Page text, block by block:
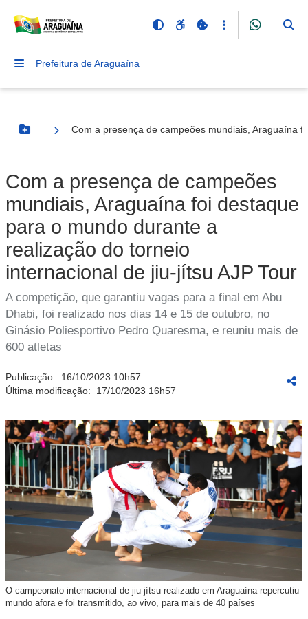
Prefeitura de Araguaína
Botão Menu
Com a presença de campeões mundiais, Araguaína
Com a presença de campeões
mundiais, Araguaína foi destaque
para o mundo durante a
realização do torneio
internacional de jiu-jítsu AJP Tour
A competição, que garantiu vagas para a final em Abu
Dhabi, foi realizado nos dias 14 e 15 de outubro, no
Ginásio Poliesportivo Pedro Quaresma, e reuniu mais de
600 atletas
Publicação: 16/10/2023 10h57
Última modificação: 17/10/2023 16h57
O campeonato internacional de jiu-jítsu realizado em Araguaína repercutiu
mundo afora e foi transmitido, ao vivo, para mais de 40 países